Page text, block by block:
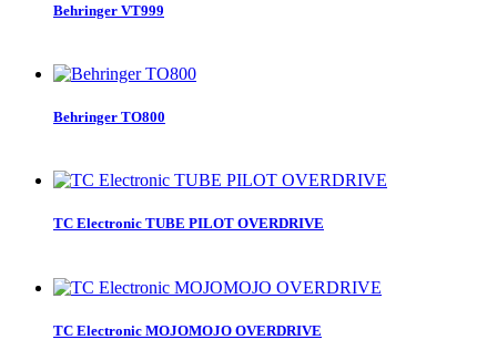
Behringer VT999
Behringer TO800
TC Electronic TUBE PILOT OVERDRIVE
TC Electronic MOJOMOJO OVERDRIVE